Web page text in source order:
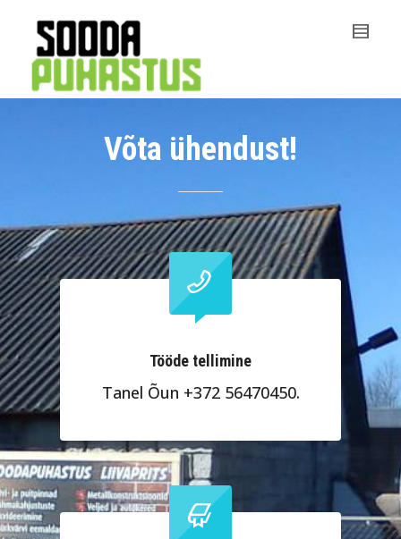
Võta ühendust!
Tööde tellimine
Tanel Õun +372 56470450.